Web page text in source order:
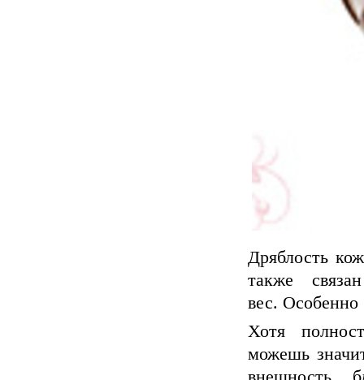
Дряблость
также
вес. Особенно
Хотя
можешь